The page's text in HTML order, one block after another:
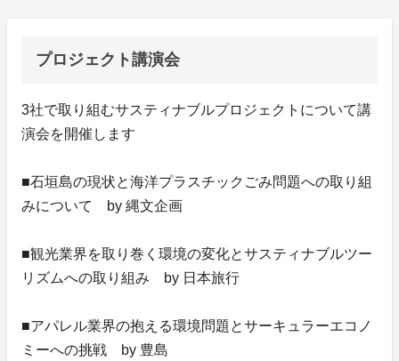
プロジェクト講演会
3社で取り組むサスティナブルプロジェクトについて講
演会を開催します
■石垣島の現状と海洋プラスチックごみ問題への取り組
みについて by 縄文企画
■観光業界を取り巻く環境の変化とサスティナブルツー
リズムへの取り組み by 日本旅行
■アパレル業界の抱える環境問題とサーキュラーエコノ
ミーへの挑戦 by 豊島